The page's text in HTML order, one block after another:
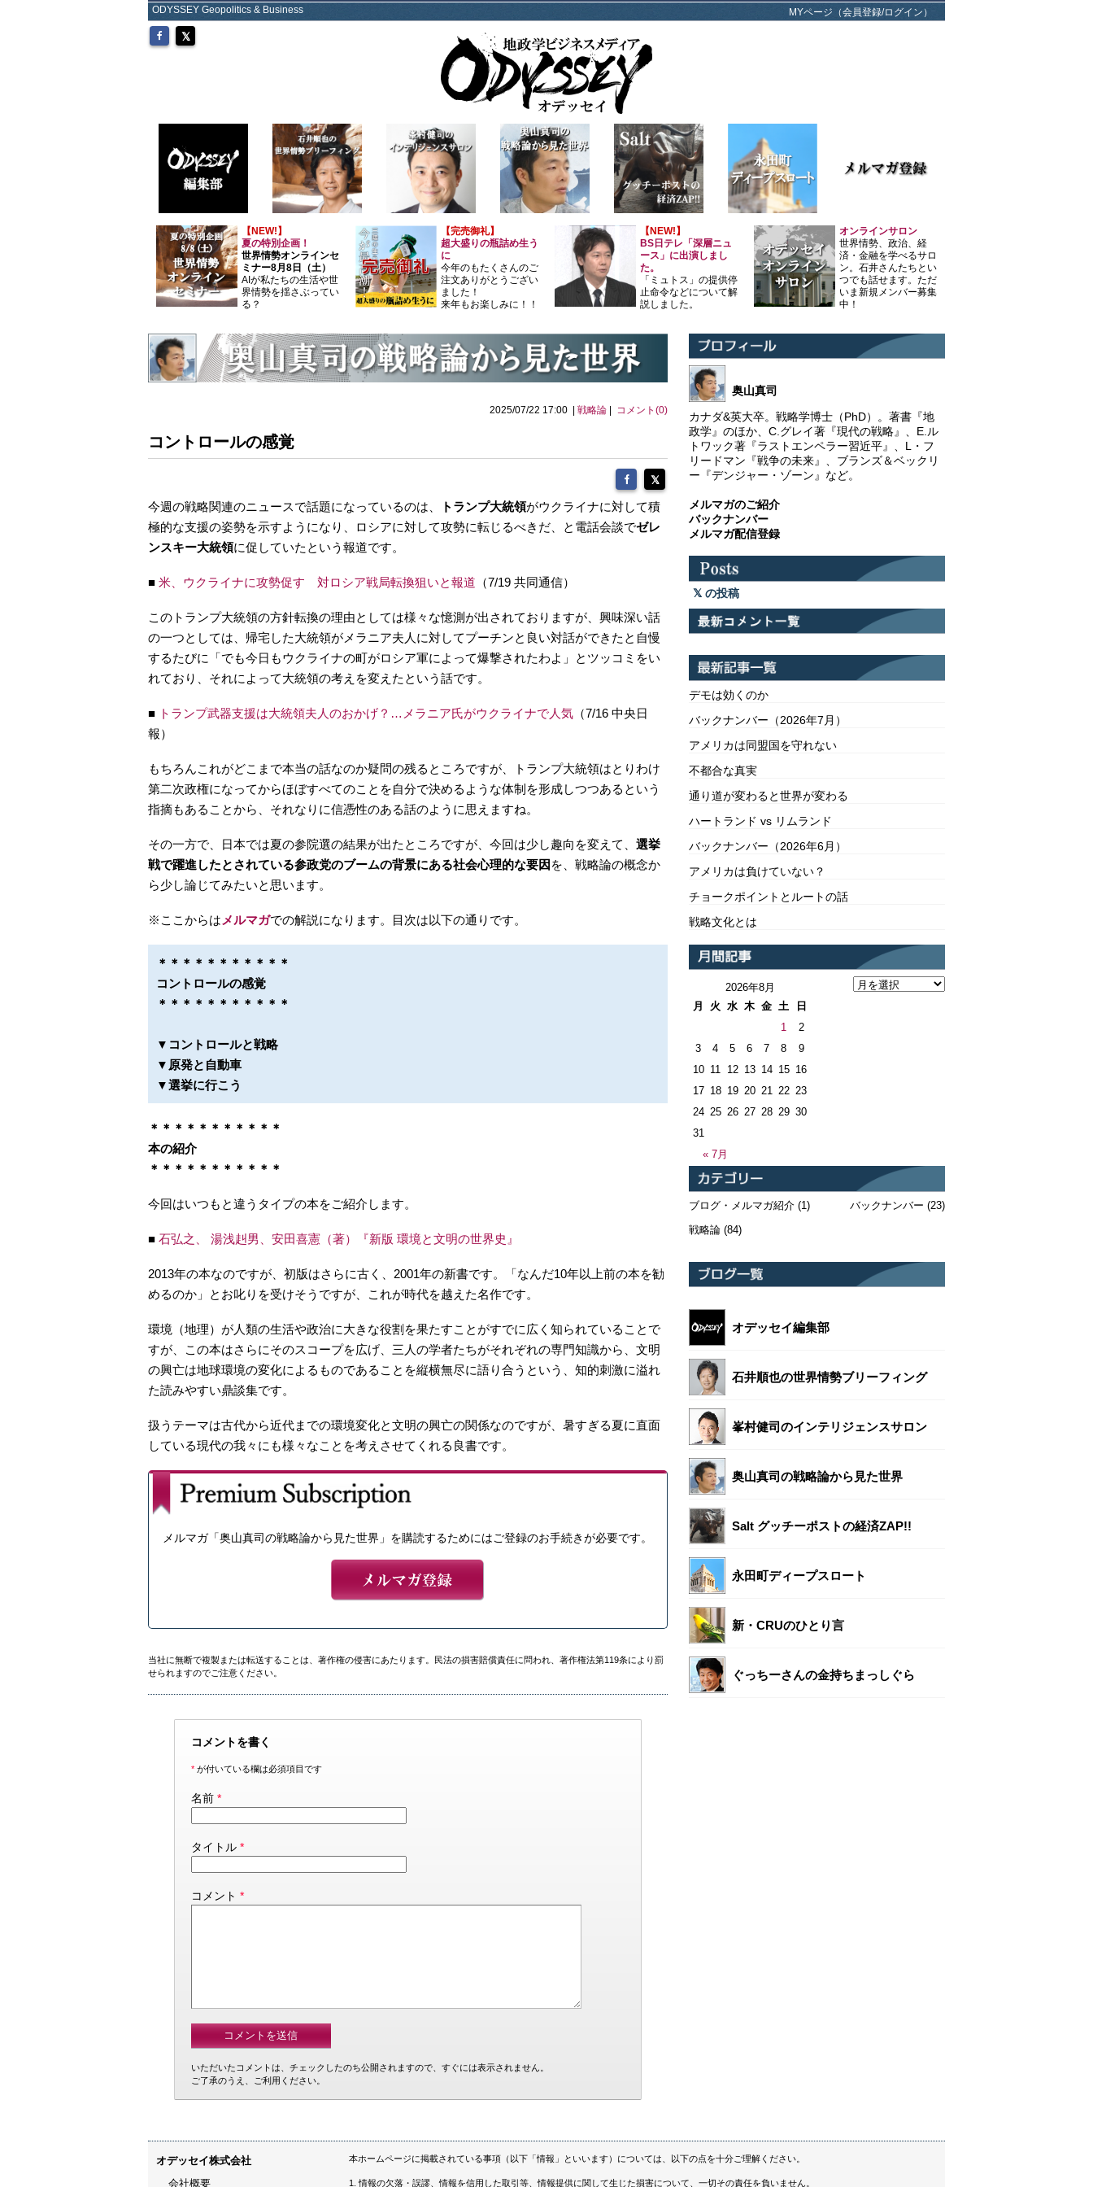
ODYSSEY Geopolitics & Business MYページ（会員登録/ログイン）
【NEW!】
夏の特別企画！
世界情勢オンラインセ
ミナー8月8日（土）
AIが私たちの生活や世
界情勢を揺さぶってい
る？
【完売御礼】
超大盛りの瓶詰め生う
に
今年のもたくさんのご
注文ありがとうござい
ました！
来年もお楽しみに！！
【NEW!】
BS日テレ「深層ニュ
ース」に出演しまし
た。
「ミュトス」の提供停
止命令などについて解
説しました。
オンラインサロン
世界情勢、政治、経
済・金融を学べるサロ
ン。石井さんたちとい
つでも話せます。ただ
いま新規メンバー募集
中！
2025/07/22 17:00 | 戦略論| コメント(0)
コントロールの感覚
今週の戦略関連のニュースで話題になっているのは、 トランプ大統領がウクライナに対して積
極的な支援の姿勢を示すようになり、ロシアに対して攻勢に転じるべきだ、と電話会談でゼレ
ンスキー大統領に促していたという報道です。
■ 米、ウクライナに攻勢促す 対ロシア戦局転換狙いと報道 （7/19 共同通信）
このトランプ大統領の方針転換の理由としては様々な憶測が出されておりますが、興味深い話
の一つとしては、帰宅した大統領がメラニア夫人に対してプーチンと良い対話ができたと自慢
するたびに「でも今日もウクライナの町がロシア軍によって爆撃されたわよ」とツッコミをい
れており、それによって大統領の考えを変えたという話です。
■ トランプ武器支援は大統領夫人のおかげ？…メラニア氏がウクライナで人気 （7/16 中央日
報）
もちろんこれがどこまで本当の話なのか疑問の残るところですが、トランプ大統領はとりわけ
第二次政権になってからほぼすべてのことを自分で決めるような体制を形成しつつあるという
指摘もあることから、それなりに信憑性のある話のように思えますね。
その一方で、日本では夏の参院選の結果が出たところですが、今回は少し趣向を変えて、 選挙
戦で躍進したとされている参政党のブームの背景にある社会心理的な要因 を、戦略論の概念か
ら少し論じてみたいと思います。
※ここからは メルマガでの解説になります。目次は以下の通りです。
＊＊＊＊＊＊＊＊＊＊＊
コントロールの感覚
＊＊＊＊＊＊＊＊＊＊＊
▼コントロールと戦略
▼原発と自動車
▼選挙に行こう
＊＊＊＊＊＊＊＊＊＊＊
本の紹介
＊＊＊＊＊＊＊＊＊＊＊
今回はいつもと違うタイプの本をご紹介します。
■ 石弘之、 湯浅赳男、安田喜憲（著）『新版 環境と文明の世界史』
2013年の本なのですが、初版はさらに古く、2001年の新書です。「なんだ10年以上前の本を勧
めるのか」とお叱りを受けそうですが、これが時代を越えた名作です。
環境（地理）が人類の生活や政治に大きな役割を果たすことがすでに広く知られていることで
すが、この本はさらにそのスコープを広げ、三人の学者たちがそれぞれの専門知識から、文明
の興亡は地球環境の変化によるものであることを縦横無尽に語り合うという、知的刺激に溢れ
た読みやすい鼎談集です。
扱うテーマは古代から近代までの環境変化と文明の興亡の関係なのですが、暑すぎる夏に直面
している現代の我々にも様々なことを考えさせてくれる良書です。
メルマガ「奥山真司の戦略論から見た世界」を購読するためにはご登録のお手続きが必要です。
当社に無断で複製または転送することは、著作権の侵害にあたります。民法の損害賠償責任に問われ、著作権法第119条により罰
せられますのでご注意ください。
コメントを書く
*が付いている欄は必須項目です
名前 *
タイトル *
コメント *
いただいたコメントは、チェックしたのち公開されますので、すぐには表示されません。
ご了承のうえ、ご利用ください。
奥山真司
カナダ&英大卒。戦略学博士（PhD）。著書『地
政学』のほか、C.グレイ著『現代の戦略』、E.ル
トワック著『ラストエンペラー習近平』、L・フ
リードマン『戦争の未来』、ブランズ＆ベックリ
ー『デンジャー・ゾーン』など。
メルマガのご紹介
バックナンバー
メルマガ配信登録
の投稿
デモは効くのか
バックナンバー（2026年7月）
アメリカは同盟国を守れない
不都合な真実
通り道が変わると世界が変わる
ハートランド vs リムランド
バックナンバー（2026年6月）
アメリカは負けていない？
チョークポイントとルートの話
戦略文化とは
2026年8月
月
火 水 木 金 土 日
« 7月
1
2
3
4 5 6 7 8
9
10 11 12 13 14 15 16
17 18 19 20 21 22 23
24 25 26 27 28 29 30
31
ブログ・メルマガ紹介 (1)
戦略論 (84)
バックナンバー (23)
オデッセイ編集部
石井順也の世界情勢ブリーフィング
峯村健司のインテリジェンスサロン
奥山真司の戦略論から見た世界
Salt グッチーポストの経済ZAP!!
永田町ディープスロート
新・CRUのひとり言
ぐっちーさんの金持ちまっしぐら
オデッセイ株式会社
会社概要
本ホームページに掲載されている事項（以下「情報」といいます）については、以下の点を十分ご理解ください。
情報の欠落・誤謬、情報を信用した取引等、情報提供に関して生じた損害について、一切その責任を負いません。